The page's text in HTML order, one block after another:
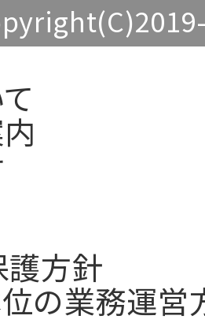
方針
の業務運営